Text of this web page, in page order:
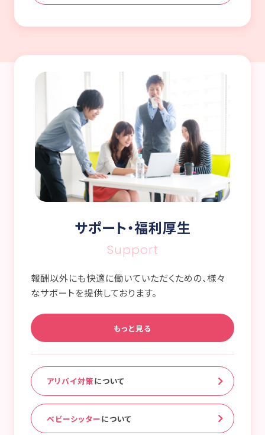
サポート・福利厚生
Support
報酬以外にも快適に働いていただくための、様々
なサポートを提供しております。
もっと見る
アリバイ対策について
ベビーシッターについて